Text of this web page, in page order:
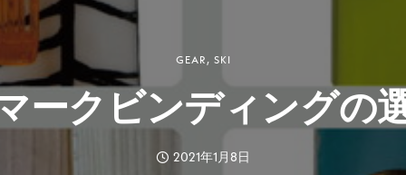
GEAR , SKI
ークビンディングの
2021年1月8日